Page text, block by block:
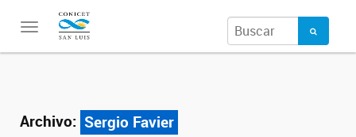
Toggle
Archivo: Sergio Favier